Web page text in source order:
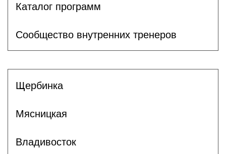
Каталог программ
Сообщество внутренних тренеров
Щербинка
Мясницкая
Владивосток